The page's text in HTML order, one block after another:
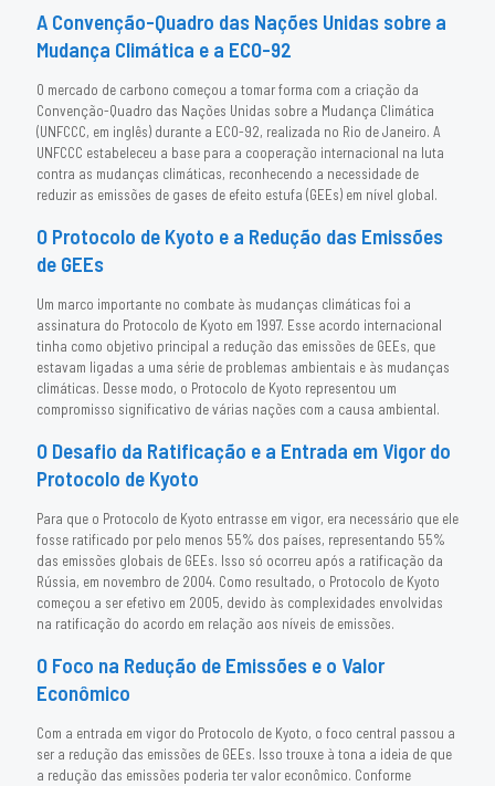
A Convenção-Quadro das Nações Unidas sobre a
Mudança Climática e a ECO-92
O mercado de carbono começou a tomar forma com a criação da
Convenção-Quadro das Nações Unidas sobre a Mudança Climática
(UNFCCC, em inglês) durante a ECO-92, realizada no Rio de Janeiro. A
UNFCCC estabeleceu a base para a cooperação internacional na luta
contra as mudanças climáticas, reconhecendo a necessidade de
reduzir as emissões de gases de efeito estufa (GEEs) em nível global.
O Protocolo de Kyoto e a Redução das Emissões
de GEEs
Um marco importante no combate às mudanças climáticas foi a
assinatura do Protocolo de Kyoto em 1997. Esse acordo internacional
tinha como objetivo principal a redução das emissões de GEEs, que
estavam ligadas a uma série de problemas ambientais e às mudanças
climáticas. Desse modo, o Protocolo de Kyoto representou um
compromisso significativo de várias nações com a causa ambiental.
O Desafio da Ratificação e a Entrada em Vigor do
Protocolo de Kyoto
Para que o Protocolo de Kyoto entrasse em vigor, era necessário que ele
fosse ratificado por pelo menos 55% dos países, representando 55%
das emissões globais de GEEs. Isso só ocorreu após a ratificação da
Rússia, em novembro de 2004. Como resultado, o Protocolo de Kyoto
começou a ser efetivo em 2005, devido às complexidades envolvidas
na ratificação do acordo em relação aos níveis de emissões.
O Foco na Redução de Emissões e o Valor
Econômico
Com a entrada em vigor do Protocolo de Kyoto, o foco central passou a
ser a redução das emissões de GEEs. Isso trouxe à tona a ideia de que
a redução das emissões poderia ter valor econômico. Conforme